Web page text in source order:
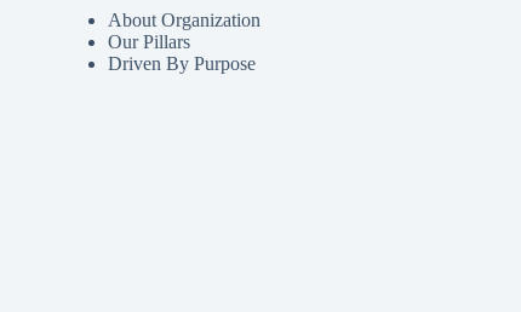
About Organization
Our Pillars
Driven By Purpose​